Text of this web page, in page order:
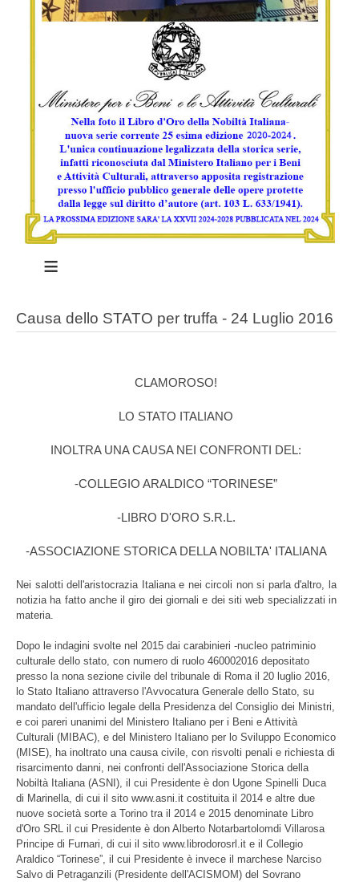
≡
Causa dello STATO per truffa - 24 Luglio 2016
CLAMOROSO!
LO STATO ITALIANO
INOLTRA UNA CAUSA NEI CONFRONTI DEL:
-COLLEGIO ARALDICO “TORINESE”
-LIBRO D'ORO S.R.L.
-ASSOCIAZIONE STORICA DELLA NOBILTA' ITALIANA
Nei salotti dell'aristocrazia Italiana e nei circoli non si parla d'altro, la
notizia ha fatto anche il giro dei giornali e dei siti web specializzati in
materia.
Dopo le indagini svolte nel 2015 dai carabinieri -nucleo patriminio
culturale dello stato, con numero di ruolo 460002016 depositato
presso la nona sezione civile del tribunale di Roma il 20 luglio 2016,
lo Stato Italiano attraverso l'Avvocatura Generale dello Stato, su
mandato dell'ufficio legale della Presidenza del Consiglio dei Ministri,
e coi pareri unanimi del Ministero Italiano per i Beni e Attività
Culturali (MIBAC), e del Ministero Italiano per lo Sviluppo Economico
(MISE), ha inoltrato una causa civile, con risvolti penali e richiesta di
risarcimento danni, nei confronti dell'Associazione Storica della
Nobiltà Italiana (ASNI), il cui Presidente è don Ugone Spinelli Duca
di Marinella, di cui il sito www.asni.it costituita il 2014 e altre due
nuove società sorte a Torino tra il 2014 e 2015 denominate Libro
d'Oro SRL il cui Presidente è don Alberto Notarbartolomdi Villarosa
Principe di Furnari, di cui il sito www.librodorosrl.it e il Collegio
Araldico “Torinese”, il cui Presidente è invece il marchese Narciso
Salvo di Petraganzili (Presidente dell'ACISMOM) del Sovrano